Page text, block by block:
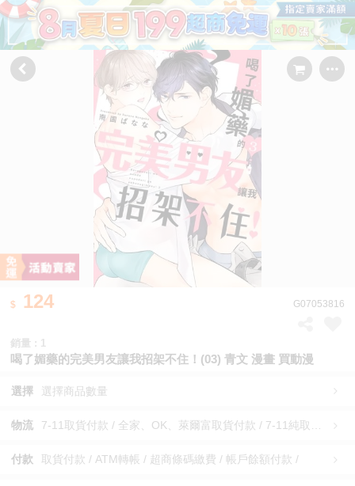
124 G07053816
銷量 : 1
喝了媚藥的完美男友讓我招架不住！(03) 青文 漫畫 買動漫
選擇 選擇商品數量
物流
付款 取貨付款 / ATM轉帳 / 超商條碼繳費 / 帳戶餘額付款 /